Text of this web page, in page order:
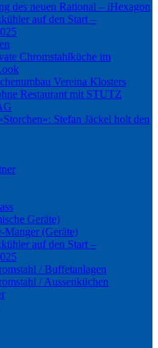
des neuen Rational – iHexagon
auf den Start –
Chromstahlküche im
Vereina Klosters
Restaurant mit STUTZ
Stefan Jäckel holt den
Geräte)
Manger (Geräte)
auf den Start –
/ Buffetanlagen
/ Aussenküchen